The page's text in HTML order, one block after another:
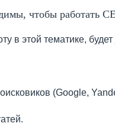
чтобы работать
в этой тематике, будет
(Google,